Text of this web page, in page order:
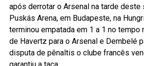
após derrotar o Arsenal na tarde deste
Puskás Arena, em Budapeste, na
terminou empatada em 1 a 1 no tempo
de Havertz para o Arsenal e Dembelé
disputa de pênaltis o clube francês
garantiu a taça.